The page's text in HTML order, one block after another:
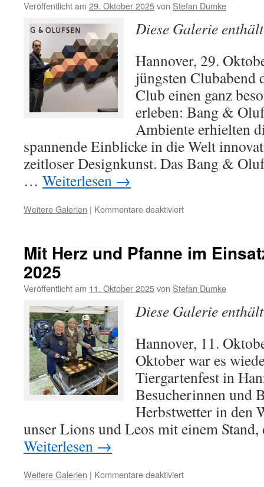
laufen
Hochtouren
Veröffentlicht am 29. Oktober 2025von Stefan Dumke
Diese Galerie
Hannover, 29.
jüngsten
Club einen ganz
erleben: Bang &
Ambiente erhielten
spannende Einblicke in die Welt
zeitloser Designkunst. Das Bang &
… Weiterlesen →
Weitere Galerien | Kommentare deaktiviertfür
Bang
Technik,
und
hautnah
erlebt
Mit Herz und Pfanne im
2025
Veröffentlicht am 11. Oktober 2025von Stefan Dumke
Diese Galerie
Hannover, 11.
Oktober war es
Tiergartenfest in
Besucherinnen und
Herbstwetter in den
unser Lions und Leos mit einem
Weiterlesen →
Weitere Galerien | Kommentare deaktiviertfür